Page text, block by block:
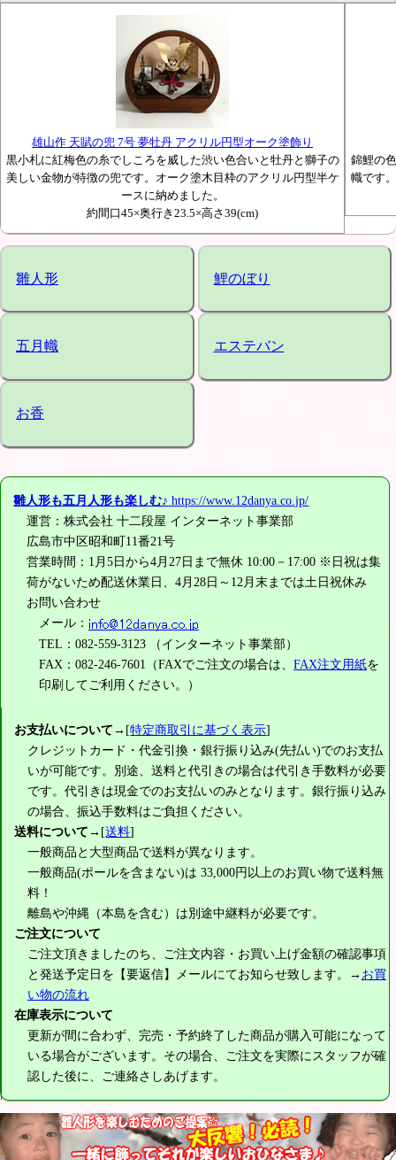
雄山作 天賦の兜 7号 夢牡丹 アクリル円型オーク塗飾り
黒小札に紅梅色の糸でしころを威した渋い色合いと牡丹と獅子の
美しい金物が特徴の兜です。オーク塗木目枠のアクリル円型半ケ
ースに納めました。
約間口45×奥行き23.5×高さ39(cm)
錦鯉の
幟です
雛人形 鯉のぼり
五月幟 エステバン
お香
雛人形も五月人形も楽しむ♪ https://www.12danya.co.jp/
運営：株式会社 十二段屋 インターネット事業部
広島市中区昭和町11番21号
営業時間：1月5日から4月27日まで無休 10:00－17:00 ※日祝は集
荷がないため配送休業日、4月28日～12月末までは土日祝休み
お問い合わせ
メール：
TEL：082-559-3123 （インターネット事業部）
FAX：082-246-7601（FAXでご注文の場合は、FAX注文用紙を
印刷してご利用ください。）
お支払いについて→[特定商取引に基づく表示]
クレジットカード・代金引換・銀行振り込み(先払い)でのお支払
いが可能です。別途、送料と代引きの場合は代引き手数料が必要
です。代引きは現金でのお支払いのみとなります。銀行振り込み
の場合、振込手数料はご負担ください。
送料について→[送料]
一般商品と大型商品で送料が異なります。
一般商品(ポールを含まない)は 33,000円以上のお買い物で送料無
料！
離島や沖縄（本島を含む）は別途中継料が必要です。
ご注文について
ご注文頂きましたのち、ご注文内容・お買い上げ金額の確認事項
と発送予定日を【要返信】メールにてお知らせ致します。→ お買
い物の流れ
在庫表示について
更新が間に合わず、完売・予約終了した商品が購入可能になって
いる場合がございます。その場合、ご注文を実際にスタッフが確
認した後に、ご連絡さしあげます。